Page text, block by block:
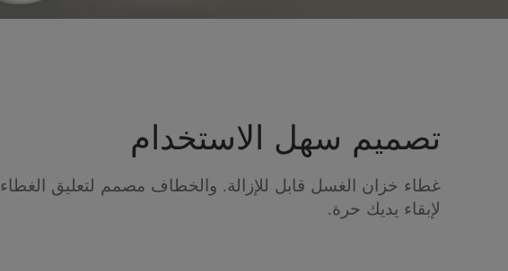
تصميم سهل الاستخدام
غطاء خزان الغسل قابل للإزالة. والخطاف مصمم لتعليق الغطاء
لإبقاء يديك حرة.